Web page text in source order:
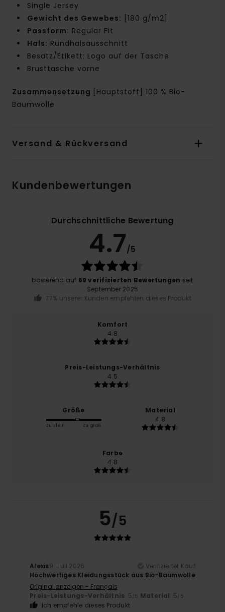
Single Jersey
Gewicht des Gewebes: [180 g/m2]
Passform: Regular Fit
Hals: Rundhalsausschnitt
Besatz/Etikett: Logo auf der Tasche
Brusttasche vorne
Zusammensetzung
[Hauptstoff] 100 % Bio-
Baumwolle
Versand & Rückversand
Kundenbewertungen
Durchschnittliche Bewertung
4.7/5
basierend auf 69 verifizierten Bewertungen seit
September 2025
77% unserer Kunden empfehlen dieses Produkt
Komfort
4.8
Preis-Leistungs-Verhältnis
4.5
Größe
Zu klein Zu groß
Material
4.8
Farbe
4.8
5/5
Alexis9. Juli 2026
Verifizierter Kauf
Hochwertiges Kleidungsstück aus Bio-Baumwolle
Original anzeigen - Français
Preis-Leistungs-Verhältnis: 5/5 Material: 5/5
Ich empfehle dieses Produkt